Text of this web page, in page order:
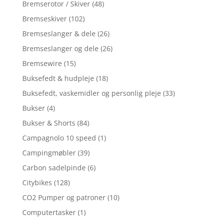
Bremserotor / Skiver (48)
Bremseskiver (102)
Bremseslanger & dele (26)
Bremseslanger og dele (26)
Bremsewire (15)
Buksefedt & hudpleje (18)
Buksefedt, vaskemidler og personlig pleje (33)
Bukser (4)
Bukser & Shorts (84)
Campagnolo 10 speed (1)
Campingmøbler (39)
Carbon sadelpinde (6)
Citybikes (128)
CO2 Pumper og patroner (10)
Computertasker (1)